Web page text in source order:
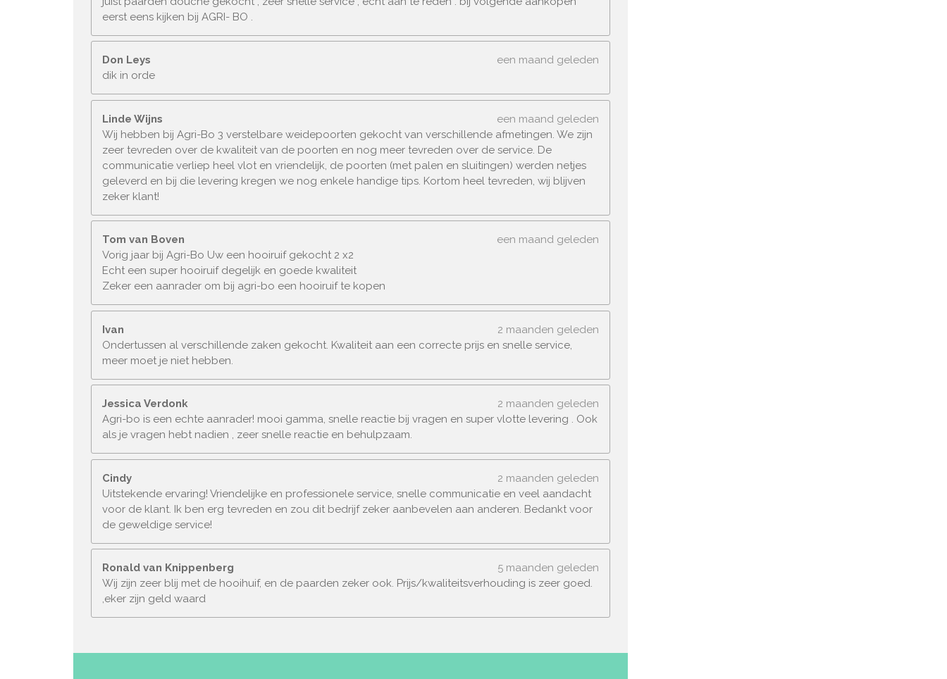
eerst eens kijken bij AGRI- BO .
Don Leys
een maand geleden
dik in orde
Linde Wijns
een maand geleden
Wij hebben bij Agri-Bo 3 verstelbare weidepoorten gekocht van verschillende afmetingen. We zijn
zeer tevreden over de kwaliteit van de poorten en nog meer tevreden over de service. De
communicatie verliep heel vlot en vriendelijk, de poorten (met palen en sluitingen) werden netjes
geleverd en bij die levering kregen we nog enkele handige tips. Kortom heel tevreden, wij blijven
zeker klant!
Tom van Boven
een maand geleden
Vorig jaar bij Agri-Bo Uw een hooiruif gekocht 2 x2
Echt een super hooiruif degelijk en goede kwaliteit
Zeker een aanrader om bij agri-bo een hooiruif te kopen
Ivan
2 maanden geleden
Ondertussen al verschillende zaken gekocht. Kwaliteit aan een correcte prijs en snelle service,
meer moet je niet hebben.
Jessica Verdonk
2 maanden geleden
Agri-bo is een echte aanrader! mooi gamma, snelle reactie bij vragen en super vlotte levering . Ook
als je vragen hebt nadien , zeer snelle reactie en behulpzaam.
Cindy
2 maanden geleden
Uitstekende ervaring! Vriendelijke en professionele service, snelle communicatie en veel aandacht
voor de klant. Ik ben erg tevreden en zou dit bedrijf zeker aanbevelen aan anderen. Bedankt voor
de geweldige service!
Ronald van Knippenberg
5 maanden geleden
Wij zijn zeer blij met de hooihuif, en de paarden zeker ook. Prijs/kwaliteitsverhouding is zeer goed.
,eker zijn geld waard